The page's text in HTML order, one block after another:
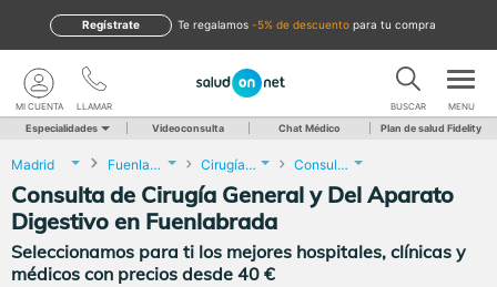
te regalamos -5% de descuento para tu compra
Regístrate
LLAMAR
MI CUENTA BUSCAR MENU
Especialidades Videoconsulta Chat Médico Plan de salud Fidelity
Madrid Fuenlabrada Cirugía General y Del Aparato Digestivo Consulta de Cirugía General y Del Aparato Digestivo
Consulta de Cirugía General y Del Aparato
Digestivo en Fuenlabrada
Seleccionamos para ti los mejores hospitales, clínicas y
médicos con precios desde 40 €